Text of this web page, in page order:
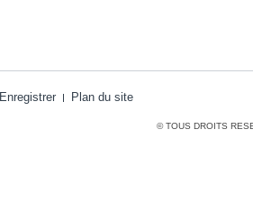
Enregistrer Plan du site
© TOUS DROITS